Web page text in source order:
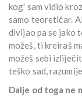
kog' sam vidio
samo teoretičar.
divljao pa se jako
možeš, ti kreiraš
možeš sebi
teško sad,
Dalje od toga ne